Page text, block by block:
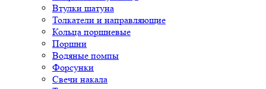
Втулки шатуна
Толкатели и направляющие
Кольца поршневые
Поршни
Водяные помпы
Форсунки
Свечи накала